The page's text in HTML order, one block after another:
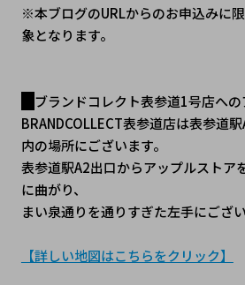
※本ブログのURLからのお申込みに
象となります。
ブランドコレクト表参道1号店への
BRANDCOLLECT表参道店は表参道
内の場所にございます。
表参道駅A2出口からアップルストア
に曲がり、
まい泉通りを通りすぎた左手にござい
【詳しい地図はこちらをクリック】